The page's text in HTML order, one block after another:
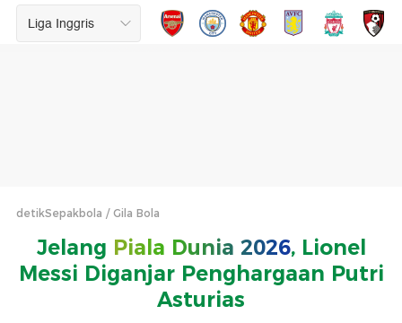
detikSepakbola Gila Bola
Jelang Piala Dunia 2026, Lionel
Messi Diganjar Penghargaan Putri
Asturias